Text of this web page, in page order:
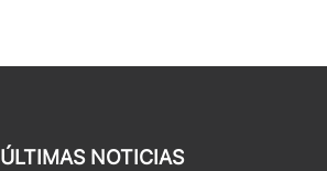
ÚLTIMAS NOTICIAS